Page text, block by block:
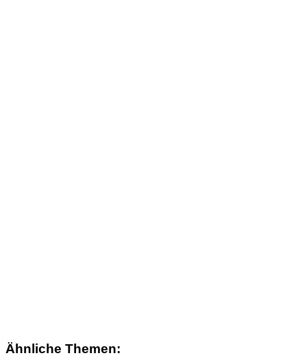
Ähnliche Themen: